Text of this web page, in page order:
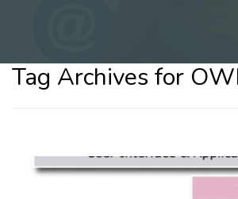
Tag Archives for